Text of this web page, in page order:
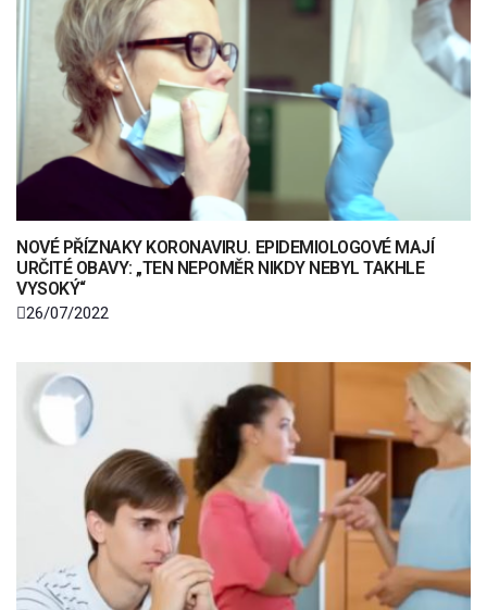
NOVÉ PŘÍZNAKY KORONAVIRU. EPIDEMIOLOGOVÉ MAJÍ
URČITÉ OBAVY: „TEN NEPOMĚR NIKDY NEBYL TAKHLE
VYSOKÝ“
26/07/2022